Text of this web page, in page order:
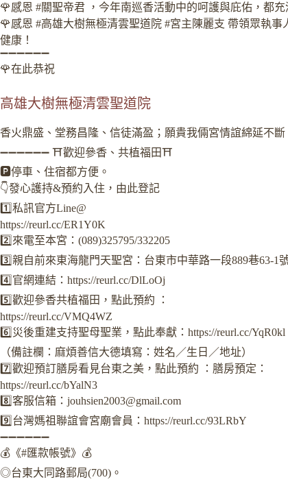
🌹感恩 #關聖帝君 ，今年南巡香活動中的呵護與庇佑，都充
🌹感恩 #高雄大樹無極清雲聖道院 #宮主陳麗支 帶領眾執
健康！
➖➖➖➖➖➖
🌹在此恭祝
高雄大樹無極清雲聖道院
香火鼎盛、堂務昌隆、信徒滿盈；願貴我倆宮情誼綿延不斷
➖➖➖➖➖➖ ⛩️歡迎參香、共植福田⛩️
🅿️停車、住宿都方便。
👇發心護持&預約入住，由此登記
1️⃣私訊官方Line@
https://reurl.cc/ER1Y0K
2️⃣來電至本宮：(089)325795/332205
3️⃣親自前來東海龍門天聖宮：台東市中華路一段889巷63-1
4️⃣官網連結：https://reurl.cc/DlLoOj
5️⃣歡迎參香共植福田，點此預約 ：
https://reurl.cc/VMQ4WZ
6️⃣災後重建支持聖母聖業，點此奉獻：https://reurl.cc/YqR0kl
（備註欄：麻煩善信大德填寫：姓名／生日／地址）
7️⃣歡迎預訂膳房看見台東之美，點此預約 ：膳房預定：
https://reurl.cc/bYalN3
8️⃣客服信箱： jouhsien2003@gmail.com
9️⃣台灣媽祖聯誼會宮廟會員：https://reurl.cc/93LRbY
➖➖➖➖➖➖
💰《#匯款帳號》💰
◎台東大同路郵局(700)。